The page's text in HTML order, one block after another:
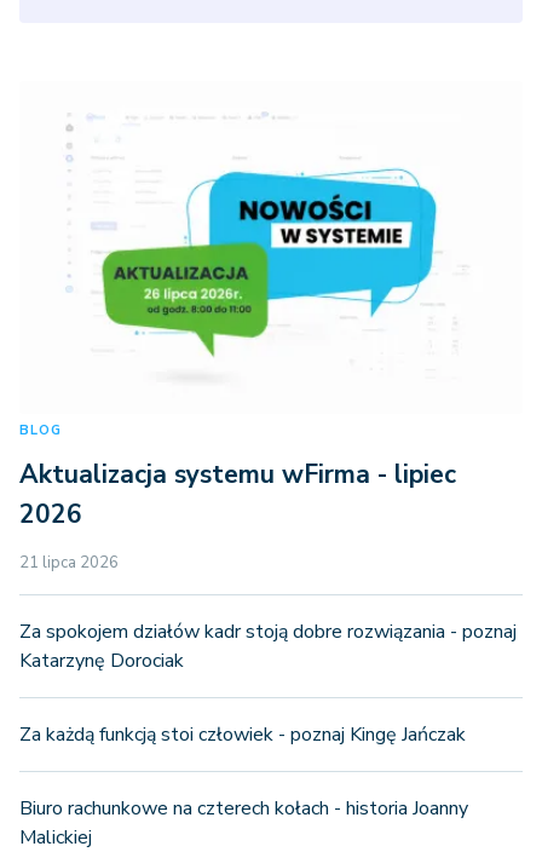
BLOG
Aktualizacja systemu wFirma - lipiec
2026
21 lipca 2026
Za spokojem działów kadr stoją dobre rozwiązania - poznaj
Katarzynę Dorociak
Za każdą funkcją stoi człowiek - poznaj Kingę Jańczak
Biuro rachunkowe na czterech kołach - historia Joanny
Malickiej